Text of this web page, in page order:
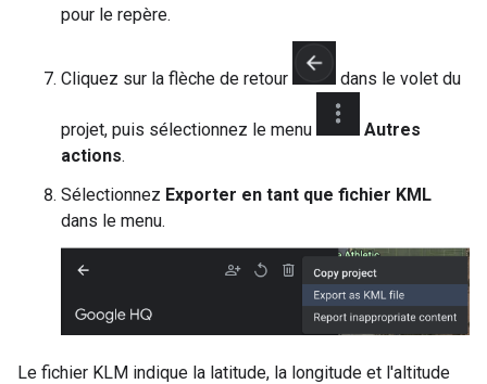
pour le repère.
Cliquez sur la flèche de retour dans le volet du
projet, puis sélectionnez le menu
Autres
actions.
Sélectionnez Exporter en tant que fichier KML
dans le menu.
Le fichier KLM indique la latitude, la longitude et l'altitude